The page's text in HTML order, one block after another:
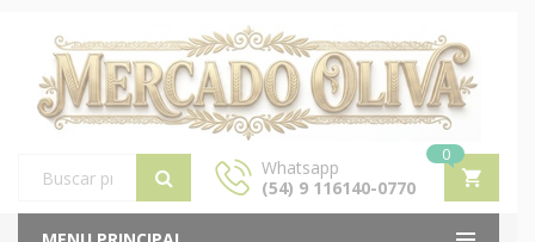
Products
search
Whatsapp
(54) 9 116140-0770
0